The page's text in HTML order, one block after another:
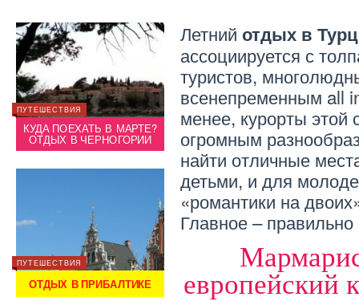
ПУТЕШЕСТВИЯ
КУДА ПОЕХАТЬ В МАРТЕ?
ОТДЫХ В ЧЕРНОГОРИИ
ПУТЕШЕСТВИЯ
ОТДЫХ В ПРИБАЛТИКЕ
ОТДЫХ В АЛЬПАХ ЛЕТОМ И
ЗИМОЙ (ГОРА МОНБЛАН)
СЕМЕЙНЫЙ ОТДЫХ ЛЕТОМ
Летний отдых в
ассоциируется с
туристов,
всенепременным all
менее, курорты этой
огромным
найти отличные
детьми, и для
«романтики на
Главное –
европейский